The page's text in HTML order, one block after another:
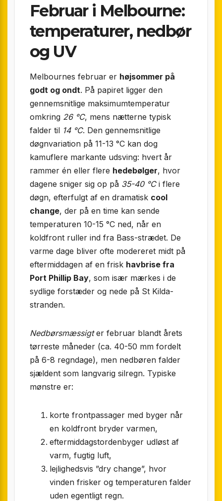
Februar i Melbourne:
temperaturer, nedbør
og UV
Melbournes februar er højsommer på
godt og ondt. På papiret ligger den
gennemsnitlige maksimumtemperatur
omkring 26 °C, mens nætterne typisk
falder til 14 °C. Den gennemsnitlige
døgnvariation på 11-13 °C kan dog
kamuflere markante udsving: hvert år
rammer én eller flere hedebølger, hvor
dagene sniger sig op på 35-40 °Ci flere
døgn, efterfulgt af en dramatisk cool
change, der på en time kan sende
temperaturen 10-15 °C ned, når en
koldfront ruller ind fra Bass-strædet. De
varme dage bliver ofte modereret midt på
eftermiddagen af en frisk havbrise fra
Port Phillip Bay, som især mærkes i de
sydlige forstæder og nede på St Kilda-
stranden.
Nedbørsmæssigter februar blandt årets
tørreste måneder (ca. 40-50 mm fordelt
på 6-8 regndage), men nedbøren falder
sjældent som langvarig silregn. Typiske
mønstre er:
korte frontpassager med byger når
en koldfront bryder varmen,
eftermiddagstordenbyger udløst af
varm, fugtig luft,
lejlighedsvis ”dry change”, hvor
vinden frisker og temperaturen falder
uden egentligt regn.